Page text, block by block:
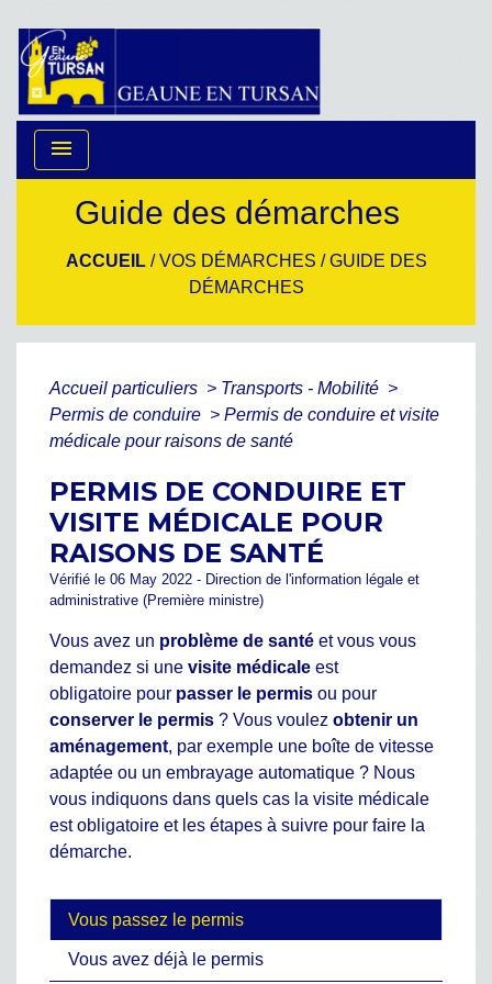
menu
Guide des démarches
ACCUEIL/VOS DÉMARCHES /GUIDE DES
DÉMARCHES
Accueil particuliers > Transports - Mobilité >
Permis de conduire > Permis de conduire et visite
médicale pour raisons de santé
PERMIS DE CONDUIRE ET
VISITE MÉDICALE POUR
RAISONS DE SANTÉ
Vérifié le 06 May 2022 - Direction de l'information légale et
administrative (Première ministre)
Vous avez un problème de santé et vous vous
demandez si une visite médicale est
obligatoire pour passer le permis ou pour
conserver le permis ? Vous voulez obtenir un
aménagement, par exemple une boîte de vitesse
adaptée ou un embrayage automatique ? Nous
vous indiquons dans quels cas la visite médicale
est obligatoire et les étapes à suivre pour faire la
démarche.
Vous passez le permis
Vous avez déjà le permis